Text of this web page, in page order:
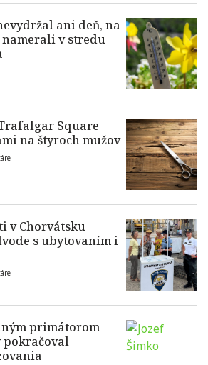
ani deň, na
namerali v stredu
Square
na štyroch mužov
v Chorvátsku
s ubytovaním i
primátorom
pokračoval